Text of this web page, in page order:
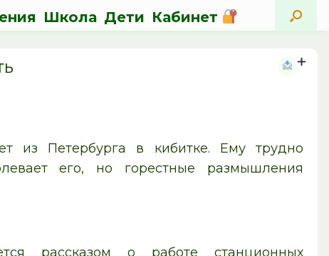
Школа Дети Кабинет
из Петербурга в кибитке. Ему трудно
его, но горестные размышления
рассказом о работе станционных